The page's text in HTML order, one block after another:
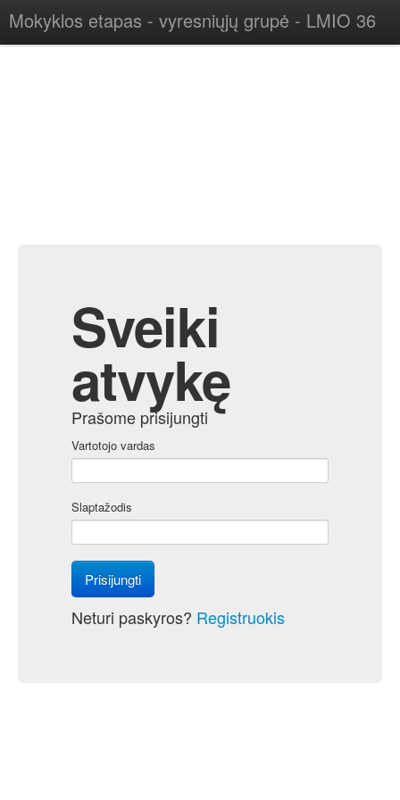
Mokyklos etapas - vyresniųjų grupė - LMIO 36
Sveiki
atvykę
Prašome prisijungti
Vartotojo vardas
Slaptažodis
Prisijungti
Neturi paskyros? Registruokis